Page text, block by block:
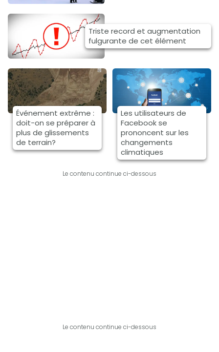
Triste record et augmentation
fulgurante de cet élément
Événement extrême :
doit-on se préparer à
plus de glissements
de terrain?
Les utilisateurs de
Facebook se
prononcent sur les
changements
climatiques
Le contenu continue ci-dessous
Le contenu continue ci-dessous